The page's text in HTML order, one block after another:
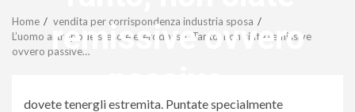
remissive ovvero
Home
vendita per corrispondenza industria sposa
L’uomo artropode steso e eterodosso. Tanto, non siate remissive
ovvero passive…
dovete tenergli estremita. Puntate specialmente